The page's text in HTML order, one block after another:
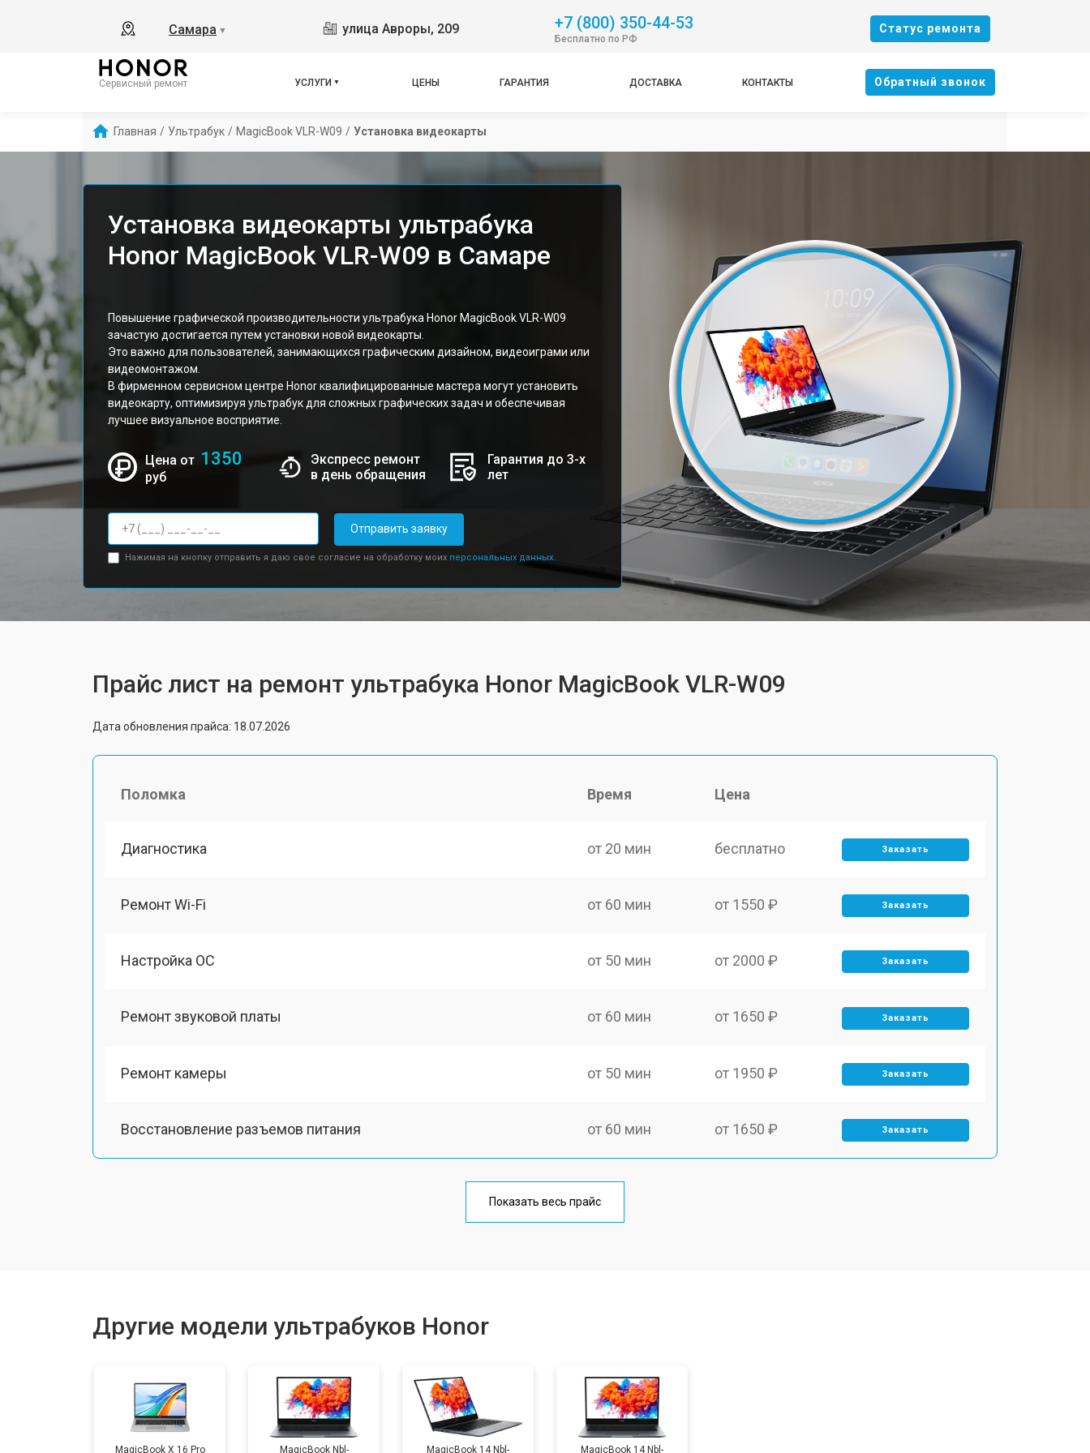
Самара ▼ улица Авроры, 209 +7 (800) 350-44-53
Бесплатно по РФ
Cтатус ремонта
Сервисный ремонт УСЛУГИ ЦЕНЫ ГАРАНТИЯ ДОСТАВКА КОНТАКТЫ Oбратный звонок
Главная / Ультрабук / MagicBook VLR-W09 / Установка видеокарты
Установка видеокарты ультрабука
Honor MagicBook VLR-W09 в Самаре
Повышение графической производительности ультрабука Honor MagicBook VLR-W09
зачастую достигается путем установки новой видеокарты.
Это важно для пользователей, занимающихся графическим дизайном, видеоиграми или
видеомонтажом.
В фирменном сервисном центре Honor квалифицированные мастера могут установить
видеокарту, оптимизируя ультрабук для сложных графических задач и обеспечивая
лучшее визуальное восприятие.
Цена от 1350
руб
Экспресс ремонт
в день обращения
Гарантия до 3-х
лет
Отправить заявку
Нажимая на кнопку отправить я даю свое согласие на обработку моих персональных данных.
Прайс лист на ремонт ультрабука Honor MagicBook VLR-W09
Дата обновления прайса: 18.07.2026
Поломка Время Цена
Диагностика от 20 мин бесплатно Заказать
Ремонт Wi-Fi от 60 мин от 1550 ₽ Заказать
Настройка ОС от 50 мин от 2000 ₽ Заказать
Ремонт звуковой платы от 60 мин от 1650 ₽ Заказать
Ремонт камеры от 50 мин от 1950 ₽ Заказать
Восстановление разъемов питания от 60 мин от 1650 ₽ Заказать
от 50 мин
Замена оперативной памяти от 60 мин
Показать весь прайс
Другие модели ультрабуков Honor
MagicBook X 16 Pro
MagicBook Nbl-
MagicBook 14 Nbl-
MagicBook 14 Nbl-